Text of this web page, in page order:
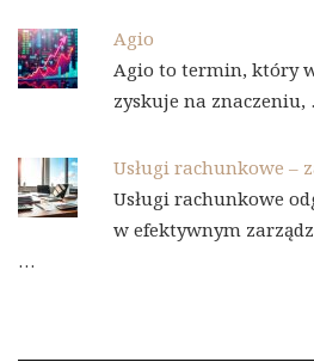
Agio
Agio to termin, który
zyskuje na znaczeniu,
Usługi rachunkowe –
Usługi rachunkowe
w efektywnym
…